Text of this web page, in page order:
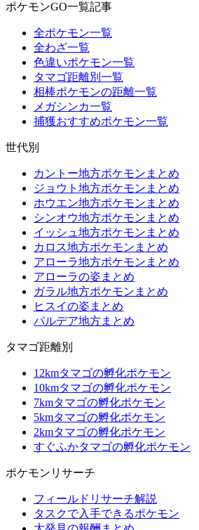
ポケモンGO一覧記事
全ポケモン一覧
全わざ一覧
色違いポケモン一覧
タマゴ距離別一覧
相棒ポケモンの距離一覧
メガシンカ一覧
捕獲おすすめポケモン一覧
世代別
カントー地方ポケモンまとめ
ジョウト地方ポケモンまとめ
ホウエン地方ポケモンまとめ
シンオウ地方ポケモンまとめ
イッシュ地方ポケモンまとめ
カロス地方ポケモンまとめ
アローラ地方ポケモンまとめ
アローラの姿まとめ
ガラル地方ポケモンまとめ
ヒスイの姿まとめ
パルデア地方まとめ
タマゴ距離別
12kmタマゴの孵化ポケモン
10kmタマゴの孵化ポケモン
7kmタマゴの孵化ポケモン
5kmタマゴの孵化ポケモン
2kmタマゴの孵化ポケモン
すぐふかタマゴの孵化ポケモン
ポケモンリサーチ
フィールドリサーチ解説
タスクで入手できるポケモン